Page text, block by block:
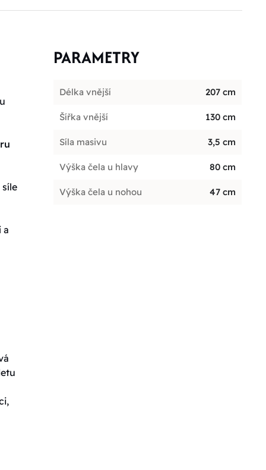
a
PARAMETRY
Délka vnější 207 cm
Šířka vnější 130 cm
Síla masivu 3,5 cm
Výška čela u hlavy 80 cm
Výška čela u nohou 47 cm